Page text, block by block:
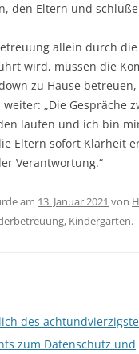
den Eltern und
allein durch
wird, müssen die
zu Hause
weiter: „Die Gespräche
laufen und ich bin
Eltern sofort Klarheit
Verantwortung.“
am 13. Januar 2021 von
, Kindergarten.
des
zum Datenschutz und